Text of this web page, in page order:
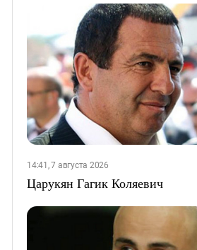
14:41, 7 августа 2026
Царукян Гагик Коляевич